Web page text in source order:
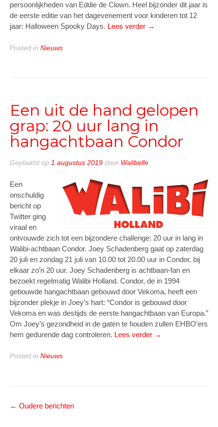
persoonlijkheden van Eddie de Clown. Heel bijzonder dit jaar is
de eerste editie van het dagevenement voor kinderen tot 12
jaar: Halloween Spooky Days. Lees verder “Halloween
nieuwe
Halloween
Spooky
Days
in
Holland”
→
Posted in Nieuws
Een uit de hand gelopen
grap: 20 uur lang in
hangachtbaan Condor
Geplaatst op 1 augustus 2019 door Walibelle
Een
onschuldig
bericht op
Twitter ging
viraal en
ontvouwde zich tot een bijzondere challenge: 20 uur in lang in
Walibi-achtbaan Condor. Joey Schadenberg gaat op zaterdag
20 juli en zondag 21 juli van 10.00 tot 20.00 uur in Condor, bij
elkaar zo’n 20 uur. Joey Schadenberg is achtbaan-fan en
bezoekt regelmatig Walibi Holland. Condor, de in 1994
gebouwde hangachtbaan gebouwd door Vekoma, heeft een
bijzonder plekje in Joey’s hart: “Condor is gebouwd door
Vekoma en was destijds de eerste hangachtbaan van Europa.”
Om Joey’s gezondheid in de gaten te houden zullen EHBO’ers
hem gedurende dag controleren. Lees verder “Een
→
Posted in Nieuws
Posts
← Oudere berichten